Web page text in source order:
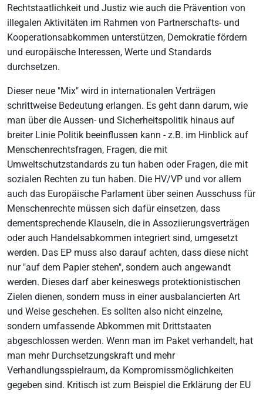
Rechtstaatlichkeit und Justiz wie auch die Prävention von
illegalen Aktivitäten im Rahmen von Partnerschafts- und
Kooperationsabkommen unterstützen, Demokratie fördern
und europäische Interessen, Werte und Standards
durchsetzen.
Dieser neue "Mix" wird in internationalen Verträgen
schrittweise Bedeutung erlangen. Es geht dann darum, wie
man über die Aussen- und Sicherheitspolitik hinaus auf
breiter Linie Politik beeinflussen kann - z.B. im Hinblick auf
Menschenrechtsfragen, Fragen, die mit
Umweltschutzstandards zu tun haben oder Fragen, die mit
sozialen Rechten zu tun haben. Die HV/VP und vor allem
auch das Europäische Parlament über seinen Ausschuss für
Menschenrechte müssen sich dafür einsetzen, dass
dementsprechende Klauseln, die in Assoziierungsverträgen
oder auch Handelsabkommen integriert sind, umgesetzt
werden. Das EP muss also darauf achten, dass diese nicht
nur "auf dem Papier stehen", sondern auch angewandt
werden. Dieses darf aber keineswegs protektionistischen
Zielen dienen, sondern muss in einer ausbalancierten Art
und Weise geschehen. Es sollten also nicht einzelne,
sondern umfassende Abkommen mit Drittstaaten
abgeschlossen werden. Wenn man im Paket verhandelt, hat
man mehr Durchsetzungskraft und mehr
Verhandlungsspielraum, da Kompromissmöglichkeiten
gegeben sind. Kritisch ist zum Beispiel die Erklärung der EU